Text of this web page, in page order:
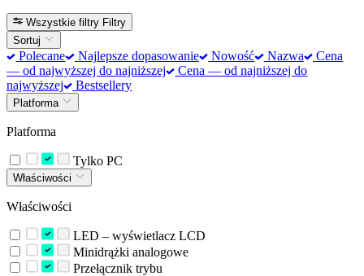
Wszystkie filtry Filtry
Sortuj
Polecane Najlepsze dopasowanie Nowość Nazwa
Cena
— od najwyższej do najniższej
Cena — od najniższej do
najwyższej
Bestsellery
Platforma
Platforma
Tylko PC
Właściwości
Właściwości
LED – wyświetlacz LCD
Minidrążki analogowe
Przełącznik trybu